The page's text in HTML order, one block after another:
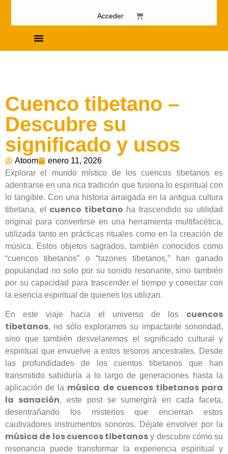
Acceder
Cuenco tibetano –
Descubre su
significado y usos
Atoom
enero 11, 2026
Explorar el mundo místico de los cuencos tibetanos es
adentrarse en una rica tradición que fusiona lo espiritual con
lo tangible. Con una historia arraigada en la antigua cultura
tibetana, el cuenco tibetano ha trascendido su utilidad
original para convertirse en una herramienta multifacética,
utilizada tanto en prácticas rituales como en la creación de
música. Estos objetos sagrados, también conocidos como
“cuencos tibetanos” o “tazones tibetanos,” han ganado
popularidad no solo por su sonido resonante, sino también
por su capacidad para trascender el tiempo y conectar con
la esencia espiritual de quienes los utilizan.
En este viaje hacia el universo de los cuencos
tibetanos, no sólo exploramos su impactante sonoridad,
sino que también desvelaremos el significado cultural y
espiritual que envuelve a estos tesoros ancestrales. Desde
las profundidades de los cuentos tibetanos que han
transmitido sabiduría a lo largo de generaciones hasta la
aplicación de la música de cuencos tibetanos para
la sanación, este post se sumergirá en cada faceta,
desentrañando los misterios que encierran estos
cautivadores instrumentos sonoros. Déjate envolver por la
música de los cuencos tibetanos y descubre cómo su
resonancia puede transformar la experiencia espiritual y